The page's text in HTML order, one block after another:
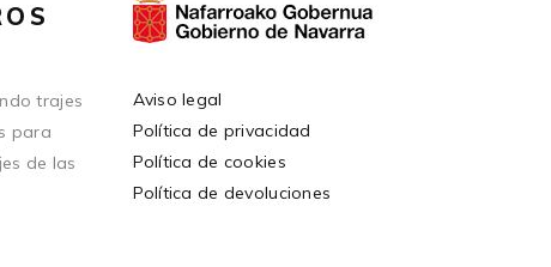
trajes
para
de las
Aviso legal
Política de privacidad
Política de cookies
Política de devoluciones